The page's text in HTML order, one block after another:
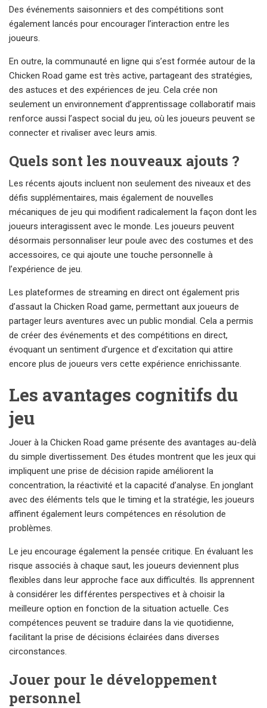
Des événements saisonniers et des compétitions sont
également lancés pour encourager l’interaction entre les
joueurs.
En outre, la communauté en ligne qui s’est formée autour de la
Chicken Road game est très active, partageant des stratégies,
des astuces et des expériences de jeu. Cela crée non
seulement un environnement d’apprentissage collaboratif mais
renforce aussi l’aspect social du jeu, où les joueurs peuvent se
connecter et rivaliser avec leurs amis.
Quels sont les nouveaux ajouts ?
Les récents ajouts incluent non seulement des niveaux et des
défis supplémentaires, mais également de nouvelles
mécaniques de jeu qui modifient radicalement la façon dont les
joueurs interagissent avec le monde. Les joueurs peuvent
désormais personnaliser leur poule avec des costumes et des
accessoires, ce qui ajoute une touche personnelle à
l’expérience de jeu.
Les plateformes de streaming en direct ont également pris
d’assaut la Chicken Road game, permettant aux joueurs de
partager leurs aventures avec un public mondial. Cela a permis
de créer des événements et des compétitions en direct,
évoquant un sentiment d’urgence et d’excitation qui attire
encore plus de joueurs vers cette expérience enrichissante.
Les avantages cognitifs du
jeu
Jouer à la Chicken Road game présente des avantages au-delà
du simple divertissement. Des études montrent que les jeux qui
impliquent une prise de décision rapide améliorent la
concentration, la réactivité et la capacité d’analyse. En jonglant
avec des éléments tels que le timing et la stratégie, les joueurs
affinent également leurs compétences en résolution de
problèmes.
Le jeu encourage également la pensée critique. En évaluant les
risque associés à chaque saut, les joueurs deviennent plus
flexibles dans leur approche face aux difficultés. Ils apprennent
à considérer les différentes perspectives et à choisir la
meilleure option en fonction de la situation actuelle. Ces
compétences peuvent se traduire dans la vie quotidienne,
facilitant la prise de décisions éclairées dans diverses
circonstances.
Jouer pour le développement
personnel